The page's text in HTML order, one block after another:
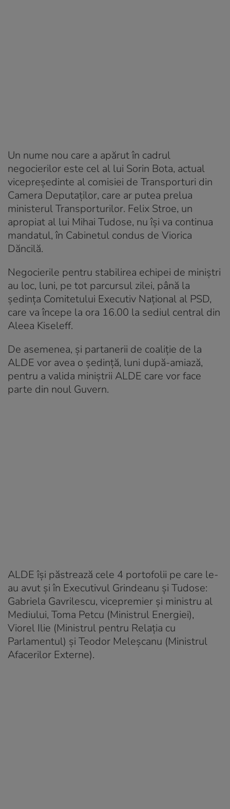
Un nume nou care a apărut în cadrul
negocierilor este cel al lui Sorin Bota, actual
vicepreședinte al comisiei de Transporturi din
Camera Deputaților, care ar putea prelua
ministerul Transporturilor. Felix Stroe, un
apropiat al lui Mihai Tudose, nu își va continua
mandatul, în Cabinetul condus de Viorica
Dăncilă.
Negocierile pentru stabilirea echipei de miniștri
au loc, luni, pe tot parcursul zilei, până la
ședința Comitetului Executiv Național al PSD,
care va începe la ora 16.00 la sediul central din
Aleea Kiseleff.
De asemenea, și partanerii de coaliție de la
ALDE vor avea o ședință, luni după-amiază,
pentru a valida miniștrii ALDE care vor face
parte din noul Guvern.
ALDE își păstrează cele 4 portofolii pe care le-
au avut și în Executivul Grindeanu și Tudose:
Gabriela Gavrilescu, vicepremier și ministru al
Mediului, Toma Petcu (Ministrul Energiei),
Viorel Ilie (Ministrul pentru Relaţia cu
Parlamentul) și Teodor Meleșcanu (Ministrul
Afacerilor Externe).